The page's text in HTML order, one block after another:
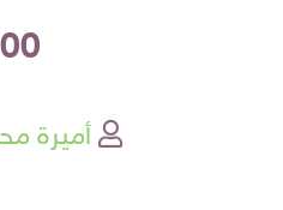
600 مليون كيلو جرام من الجبنة
أميرة